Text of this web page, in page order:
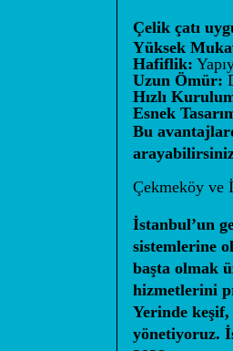
Çelik çatı
Yüksek
Hafiflik:
Uzun Ömür:
Hızlı
Esnek
Bu
Çekmeköy ve
İstanbul’un
sistemlerine
başta olmak
hizmetlerini
Yerinde
yönetiyoruz.